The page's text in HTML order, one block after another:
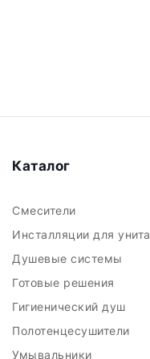
Каталог
Смесители
Инсталляции для
Душевые системы
Готовые решения
Гигиенический душ
Полотенцесушители
Умывальники